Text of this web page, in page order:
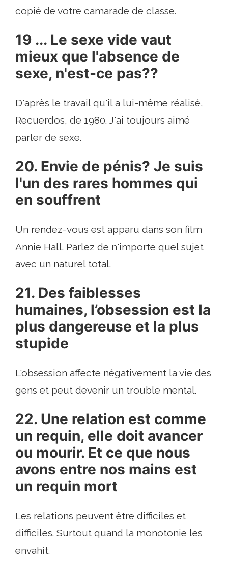
copié de votre camarade de classe.
19 ... Le sexe vide vaut
mieux que l'absence de
sexe, n'est-ce pas??
D'après le travail qu'il a lui-même réalisé,
Recuerdos, de 1980. J'ai toujours aimé
parler de sexe.
20. Envie de pénis? Je suis
l'un des rares hommes qui
en souffrent
Un rendez-vous est apparu dans son film
Annie Hall. Parlez de n'importe quel sujet
avec un naturel total.
21. Des faiblesses
humaines, l’obsession est la
plus dangereuse et la plus
stupide
L'obsession affecte négativement la vie des
gens et peut devenir un trouble mental.
22. Une relation est comme
un requin, elle doit avancer
ou mourir. Et ce que nous
avons entre nos mains est
un requin mort
Les relations peuvent être difficiles et
difficiles. Surtout quand la monotonie les
envahit.